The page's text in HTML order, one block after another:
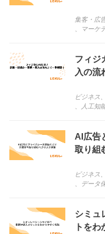
集客・広
マーケ
フィジ
入の流
ビジネス
人工知
AI広告
取り組
ビジネス
データ
シミュ
トをわ